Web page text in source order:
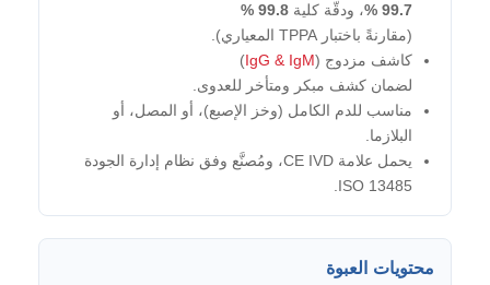
99.7 %
، ودقّة كلية 99.8 %
(مقارنةً باختبار TPPA المعياري).
كاشف مزدوج (IgG & IgM
)
لضمان كشف مبكر ومتأخر للعدوى.
مناسب للدم الكامل (وخز الإصبع)، أو المصل، أو
البلازما.
يحمل علامة CE IVD، ومُصنَّع وفق نظام إدارة الجودة
ISO 13485.
محتويات العبوة